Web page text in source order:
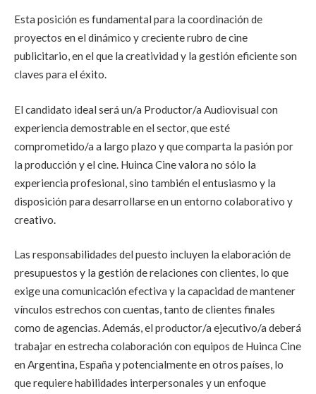
Esta posición es fundamental para la coordinación de
proyectos en el dinámico y creciente rubro de cine
publicitario, en el que la creatividad y la gestión eficiente son
claves para el éxito.
El candidato ideal será un/a Productor/a Audiovisual con
experiencia demostrable en el sector, que esté
comprometido/a a largo plazo y que comparta la pasión por
la producción y el cine. Huinca Cine valora no sólo la
experiencia profesional, sino también el entusiasmo y la
disposición para desarrollarse en un entorno colaborativo y
creativo.
Las responsabilidades del puesto incluyen la elaboración de
presupuestos y la gestión de relaciones con clientes, lo que
exige una comunicación efectiva y la capacidad de mantener
vínculos estrechos con cuentas, tanto de clientes finales
como de agencias. Además, el productor/a ejecutivo/a deberá
trabajar en estrecha colaboración con equipos de Huinca Cine
en Argentina, España y potencialmente en otros países, lo
que requiere habilidades interpersonales y un enfoque